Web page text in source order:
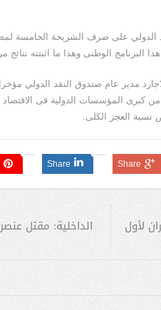
الدولي على صرف الشريحة الخامسة
البرنامج الوطنى وهذا ما اثبتته نتائج
مدير عام صندوق النقد الدولي
كبرى المؤسسات الدولية فى الاقتصاد
نسبة العجز الكلى.
Share
Share
لأول
الداخلية: مقتل